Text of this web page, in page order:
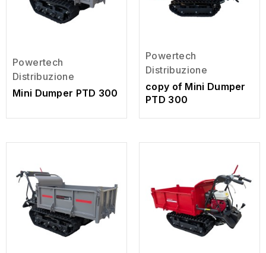
Powertech
Distribuzione
Mini Dumper PTD 300
Powertech
Distribuzione
copy of Mini Dumper
PTD 300